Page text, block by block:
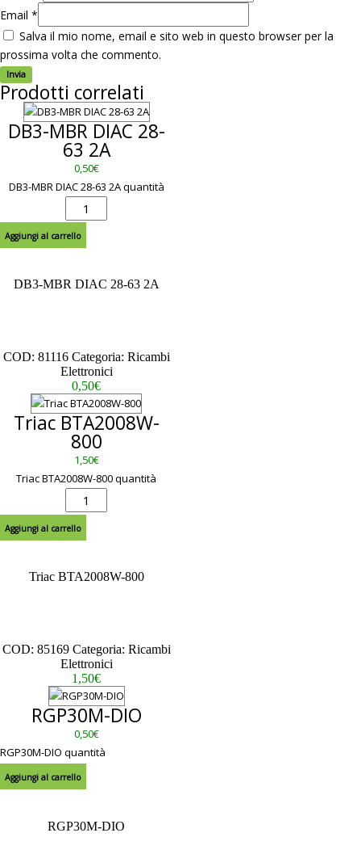
Email *
Salva il mio nome, email e sito web in questo browser per la
prossima volta che commento.
Prodotti correlati
DB3-MBR DIAC 28-
63 2A
0,50€
DB3-MBR DIAC 28-63 2A quantità
Aggiungi al carrello
DB3-MBR DIAC 28-63 2A
COD: 81116 Categoria: Ricambi
Elettronici
0,50€
Triac BTA2008W-
800
1,50€
Triac BTA2008W-800 quantità
Aggiungi al carrello
Triac BTA2008W-800
COD: 85169 Categoria: Ricambi
Elettronici
1,50€
RGP30M-DIO
0,50€
RGP30M-DIO quantità
Aggiungi al carrello
RGP30M-DIO